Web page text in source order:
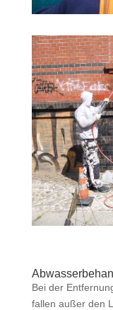
Bei der
fallen außer den